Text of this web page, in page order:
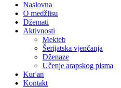
Naslovna
O medžlisu
Džemati
Aktivnosti
Mekteb
Šerijatska vjenčanja
Dženaze
Učenje arapskog pisma
Kur'an
Kontakt